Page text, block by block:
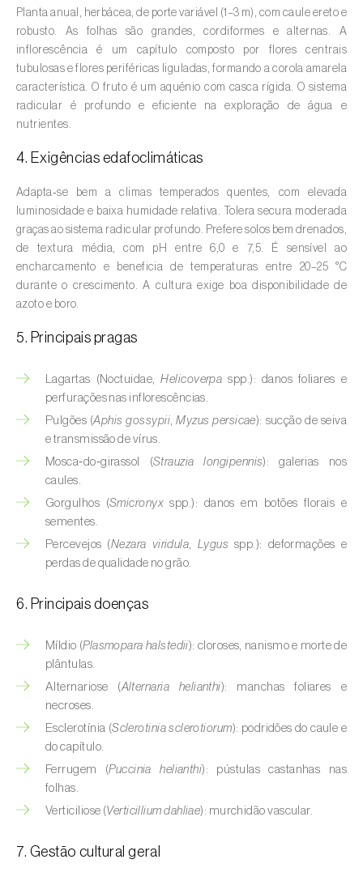
(Coriandrum, Petroselinum, Mentha, Ocimum,
Artemisia, Foeniculum, Laurus, Majorana,
Melissa, Pimpinella, Rosmarinus e outras
Arroz (Oryza spp.)
Aveia (
Aveleira (Corylus avellana L.
Azinheira ( Quercus ilex e Quercus
rotundifolia)
Banana (Musa spp.)
Batata (Solanum tuberosum)
Begonia spp.
Beringela (
Beterraba (Beta spp.
Bétula (
Buxo ( Buxus sempervirens L.
Cacaueiro (Theobroma cacao )
Cana-de-açúcar (
Cânhamo / Canábis ( Cannabis sativa)
Carambola (Averrhoa carambola)
Carpino-europeu ( Carpinus betulus)
Planta anual, herbácea, de porte variável (1–3 m), com caule ereto e
robusto. As folhas são grandes, cordiformes e alternas. A
inflorescência é um capítulo composto por flores centrais
tubulosas e flores periféricas liguladas, formando a corola amarela
característica. O fruto é um aquénio com casca rígida. O sistema
radicular é profundo e eficiente na exploração de água e
nutrientes.
4. Exigências edafoclimáticas
Adapta‑se bem a climas temperados quentes, com elevada
luminosidade e baixa humidade relativa. Tolera secura moderada
graças ao sistema radicular profundo. Prefere solos bem drenados,
de textura média, com pH entre 6,0 e 7,5. É sensível ao
encharcamento e beneficia de temperaturas entre 20–25 °C
durante o crescimento. A cultura exige boa disponibilidade de
azoto e boro.
5. Principais pragas
Lagartas (Noctuidae,Helicoverpa spp.): danos foliares e
perfurações nas inflorescências.
Pulgões (Aphis gossypii,Myzus persicae): sucção de seiva
e transmissão de vírus.
Mosca‑do‑girassol (Strauzia longipennis): galerias nos
caules.
Gorgulhos (Smicronyx spp.): danos em botões florais e
sementes.
Percevejos (Nezara viridula, Lygus spp.): deformações e
perdas de qualidade no grão.
6. Principais doenças
Míldio (Plasmopara halstedii): cloroses, nanismo e morte de
plântulas.
Alternariose (Alternaria helianthi): manchas foliares e
necroses.
Esclerotínia (Sclerotinia sclerotiorum): podridões do caule e
do capítulo.
Ferrugem (Puccinia helianthi): pústulas castanhas nas
folhas.
Verticiliose (Verticillium dahliae): murchidão vascular.
7. Gestão cultural geral